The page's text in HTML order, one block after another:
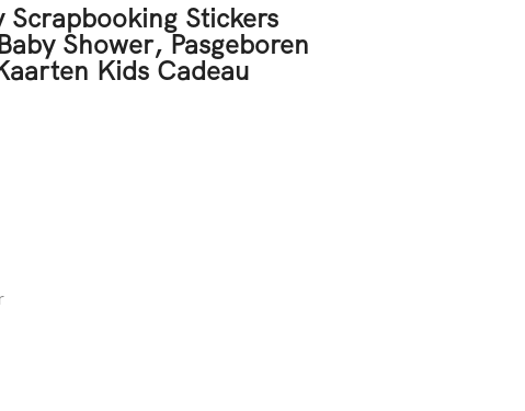
Stickers
Shower, Pasgeboren
Kids Cadeau